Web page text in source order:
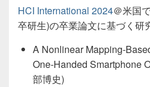
HCI International 2024＠米国
卒研生)の卒業論文に基づく研
A Nonlinear Mapping-
One-Handed Smartphone
部博史)